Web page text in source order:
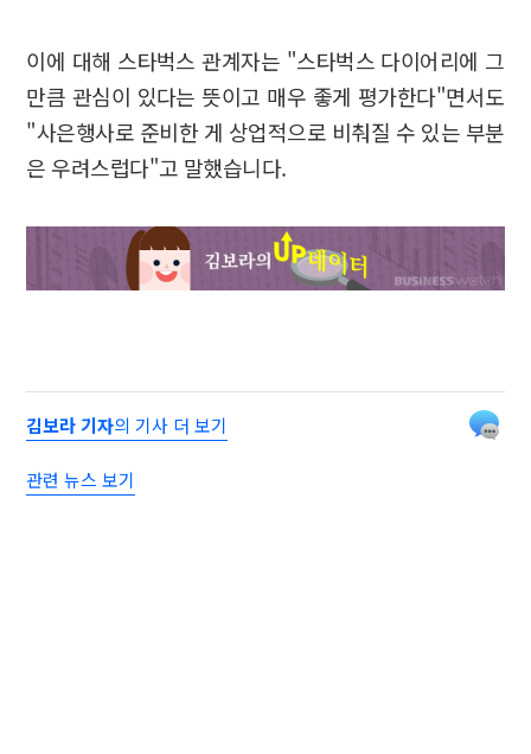
이에 대해 스타벅스 관계자는 "스타벅스 다이어리에 그
만큼 관심이 있다는 뜻이고 매우 좋게 평가한다"면서도
"사은행사로 준비한 게 상업적으로 비춰질 수 있는 부분
은 우려스럽다"고 말했습니다.
김보라 기자의 기사 더 보기
관련 뉴스 보기